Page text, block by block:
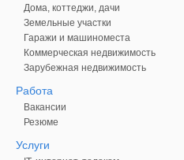
Дома, коттеджи, дачи
Земельные участки
Гаражи и машиноместа
Коммерческая недвижимость
Зарубежная недвижимость
Работа
Вакансии
Резюме
Услуги